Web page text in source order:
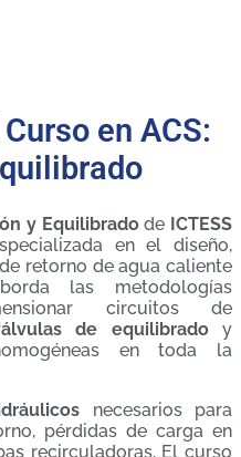
en ACS:
y Equilibradode ICTESS
en el diseño,
retorno de agua caliente
las metodologías
circuitos de
de equilibradoy
en toda la
necesarios para
pérdidas de carga en
recirculadoras. El curso